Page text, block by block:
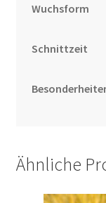
Wuchsform
Schnittzeit
Ähnliche